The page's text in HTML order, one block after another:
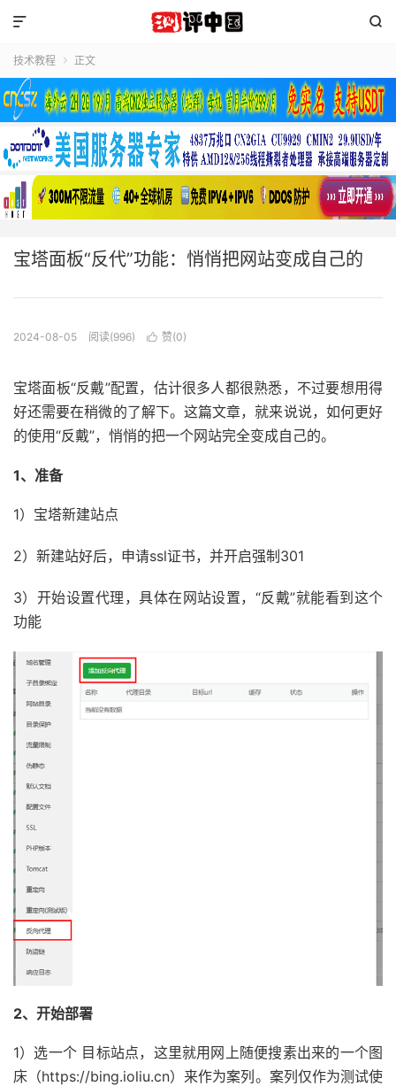


技术教程  正文
宝塔面板“反代”功能：悄悄把网站变成自己的
2024-08-05 阅读(996)  赞(0)
宝塔面板“反戴”配置，估计很多人都很熟悉，不过要想用得
好还需要在稍微的了解下。这篇文章，就来说说，如何更好
的使用“反戴”，悄悄的把一个网站完全变成自己的。
1、准备
1）宝塔新建站点
2）新建站好后，申请ssl证书，并开启强制301
3）开始设置代理，具体在网站设置，“反戴”就能看到这个
功能
2、开始部署
1）选一个 目标站点，这里就用网上随便搜素出来的一个图
床（https://bing.ioliu.cn）来作为案列。案列仅作为测试使